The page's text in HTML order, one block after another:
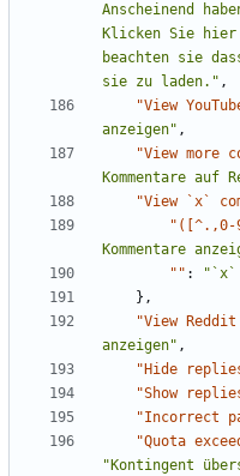
Anscheinend
Klicken Sie hier
beachten sie
sie zu laden." ,
"View
anzeigen" ,
"View more
Kommentare auf
"View `x`
"([^.,0-
Kommentare
"" :
"`x`
},
"View Reddit
anzeigen" ,
"Hide
"Show
"Incorrect
"Quota
"Kontingent